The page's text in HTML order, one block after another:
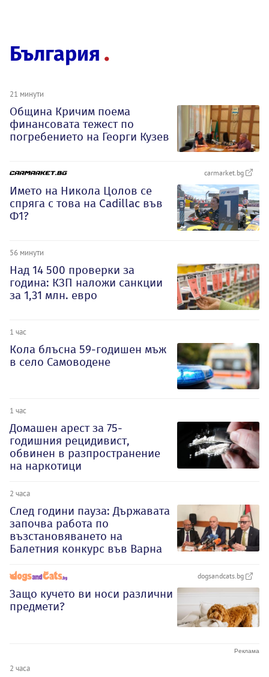
България
21 минути
Община Кричим поема
финансовата тежест по
погребението на Георги Кузев
carmarket.bg
Името на Никола Цолов се
спряга с това на Cadillac във
Ф1?
56 минути
Над 14 500 проверки за
година: КЗП наложи санкции
за 1,31 млн. евро
1 час
Кола блъсна 59-годишен мъж
в село Самоводене
1 час
Домашен арест за 75-
годишния рецидивист,
обвинен в разпространение
на наркотици
2 часа
След години пауза: Държавата
започва работа по
възстановяването на
Балетния конкурс във Варна
dogsandcats.bg
Защо кучето ви носи различни
предмети?
2 часа